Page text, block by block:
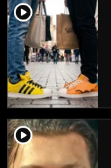
player2
player2